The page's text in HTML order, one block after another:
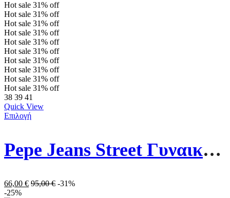
Hot sale 31% off
Hot sale 31% off
Hot sale 31% off
Hot sale 31% off
Hot sale 31% off
Hot sale 31% off
Hot sale 31% off
Hot sale 31% off
Hot sale 31% off
Hot sale 31% off
38 39 41
Quick View
Επιλογή
Pepe Jeans Street Γυναικεία Μποτάκια PLS31520-999 Μαύρα
66,00 € 95,00€ -31%
-25%